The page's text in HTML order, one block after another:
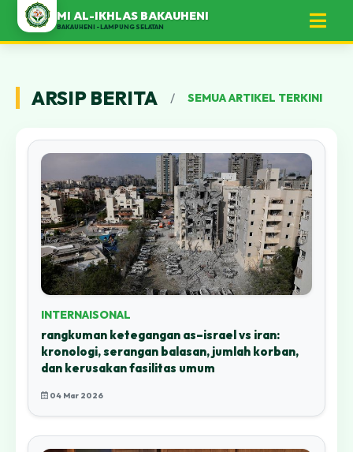
Bakauheni | Penerimaan Peserta Didik Baru (PPDB) TP. 2026/
MI AL-IKHLAS BAKAUHENI
BAKAUHENI - LAMPUNG SELATAN
ARSIP BERITA / SEMUA ARTIKEL TERKINI
INTERNAISONAL
rangkuman ketegangan as–israel vs iran:
kronologi, serangan balasan, jumlah korban,
dan kerusakan fasilitas umum
04 Mar 2026